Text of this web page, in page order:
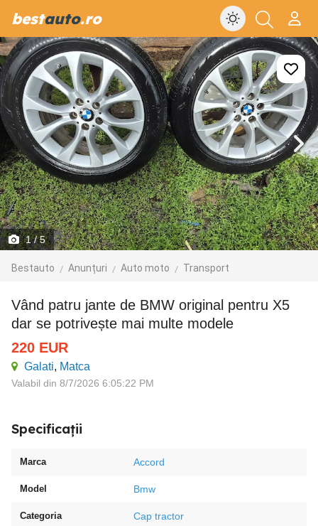
bestauto.ro
1/ 5
Bestauto Anunțuri Auto moto Transport
vând patru jante de BMW original pentru X5
dar se potrivește mai multe modele
220 EUR
Galati, Matca
Valabil din 8/7/2026 6:05:22 PM
Specificații
Marca Accord
Model Bmw
Categoria Cap tractor